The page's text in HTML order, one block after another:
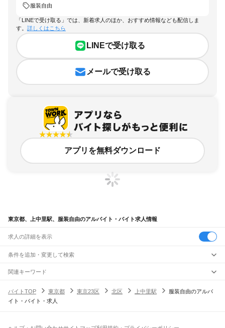
服装自由
「LINEで受け取る」では、新着求人のほか、おすすめ情報なども配信しま
す。 詳しくはこちら
LINEで受け取る
メールで受け取る
アプリを無料ダウンロード
東京都、上中里駅、服装自由のアルバイト・バイト求人情報
求人の詳細を表示
条件を追加・変更して検索
市区町村を追加・変更
東京都すべて
東京23区 すべて
駅を追加・変更
職種を追加・変更
関連キーワード
バイトTOP
東京都 東京23区 北区 上中里駅
服装自由のアルバ
イト・バイト・求人